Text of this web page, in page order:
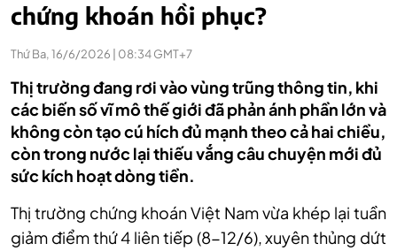
chứng khoán hồi phục?
Thứ Ba, 16/6/2026 | 08:34 GMT+7
Thị trường đang rơi vào vùng trũng thông tin, khi
các biến số vĩ mô thế giới đã phản ánh phần lớn và
không còn tạo cú hích đủ mạnh theo cả hai chiều,
còn trong nước lại thiếu vắng câu chuyện mới đủ
sức kích hoạt dòng tiền.
Thị trường chứng khoán Việt Nam vừa khép lại tuần
giảm điểm thứ 4 liên tiếp (8-12/6), xuyên thủng dứt